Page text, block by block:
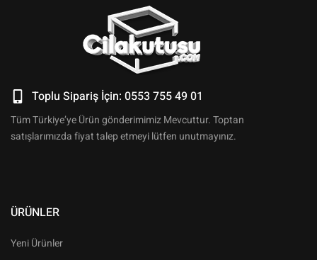
Toplu Sipariş İçin: 0553 755 49 01
Tüm Türkiye’ye Ürün gönderimimiz Mevcuttur. Toptan
satışlarımızda fiyat talep etmeyi lütfen unutmayınız.
ÜRÜNLER
Yeni Ürünler